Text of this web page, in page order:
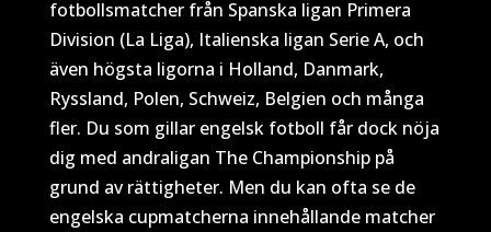
fotbollsmatcher från Spanska ligan Primera
Division (La Liga), Italienska ligan Serie A, och
även högsta ligorna i Holland, Danmark,
Ryssland, Polen, Schweiz, Belgien och många
fler. Du som gillar engelsk fotboll får dock nöja
dig med andraligan The Championship på
grund av rättigheter. Men du kan ofta se de
engelska cupmatcherna innehållande matcher